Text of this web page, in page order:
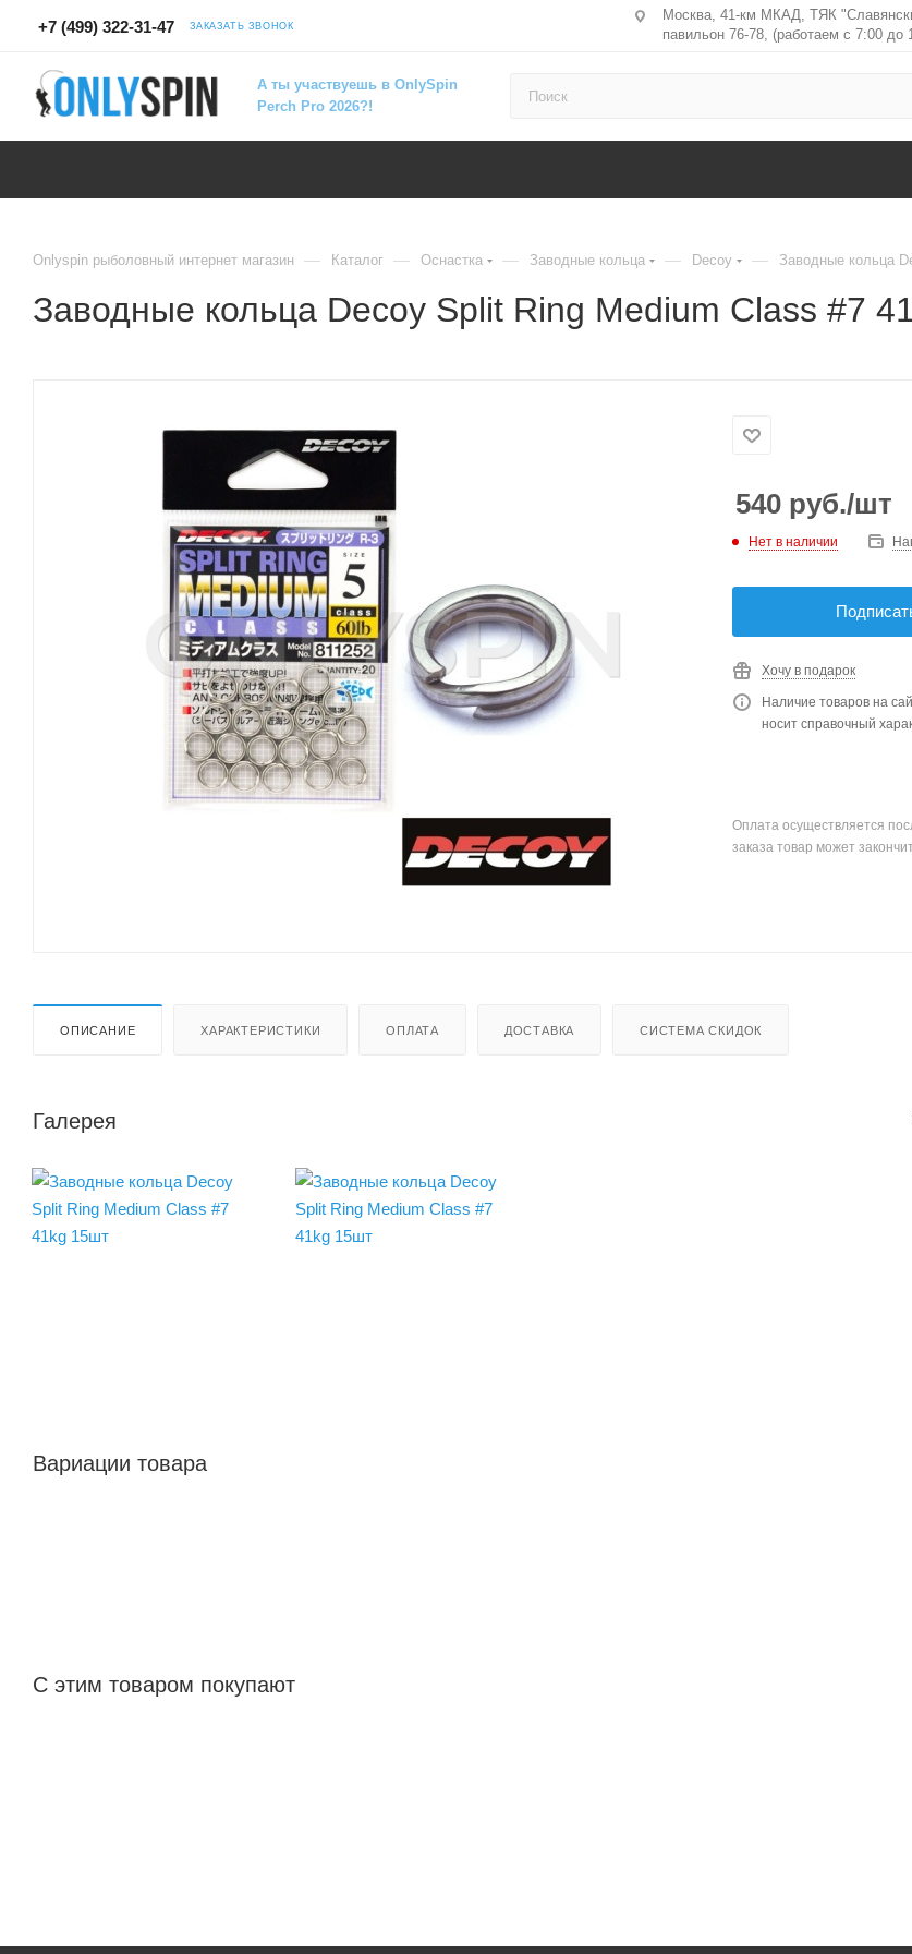
+7 (499) 322-31-47 ЗАКАЗАТЬ ЗВОНОК
Москва, 41-км МКАД, ТЯК
павильон 76-78, (работаем с 7:00 до
А ты участвуешь в OnlySpin
Perch Pro 2026?!
Onlyspin рыболовный интернет магазин — Каталог — Оснастка — Заводные кольца — Decoy — Заводные кольца
Заводные кольца Decoy Split Ring Medium Class #7
540 руб./шт
Нет в наличии
Хочу в подарок
Наличие товаров на
носит справочный
Оплата осуществляется
заказа товар может
ОПИСАНИЕ ХАРАКТЕРИСТИКИ ОПЛАТА ДОСТАВКА СИСТЕМА СКИДОК
Галерея
Вариации товара
С этим товаром покупают